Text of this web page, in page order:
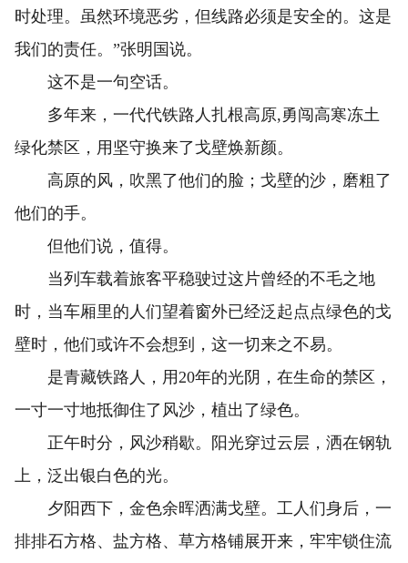
时处理。虽然环境恶劣，但线路必须是安全的。这是
我们的责任。”张明国说。
这不是一句空话。
多年来，一代代铁路人扎根高原,勇闯高寒冻土
绿化禁区，用坚守换来了戈壁焕新颜。
高原的风，吹黑了他们的脸；戈壁的沙，磨粗了
他们的手。
但他们说，值得。
当列车载着旅客平稳驶过这片曾经的不毛之地
时，当车厢里的人们望着窗外已经泛起点点绿色的戈
壁时，他们或许不会想到，这一切来之不易。
是青藏铁路人，用20年的光阴，在生命的禁区，
一寸一寸地抵御住了风沙，植出了绿色。
正午时分，风沙稍歇。阳光穿过云层，洒在钢轨
上，泛出银白色的光。
夕阳西下，金色余晖洒满戈壁。工人们身后，一
排排石方格、盐方格、草方格铺展开来，牢牢锁住流